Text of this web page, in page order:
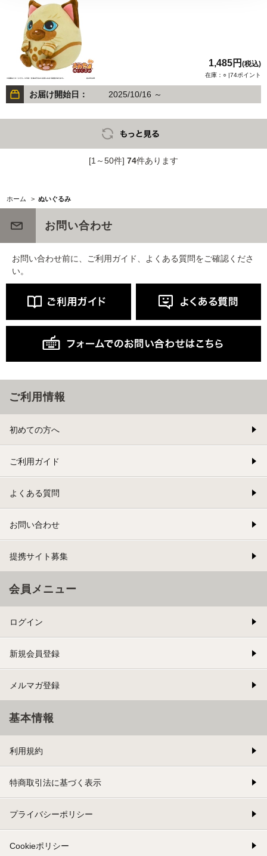
1,485円 (税込)
在庫：○ |74ポイント
お届け開始日： 2025/10/16 ～
[1～50件] 74件あります
ホーム > ぬいぐるみ
お問い合わせ
お問い合わせ前に、ご利用ガイド、よくある質問をご確認くださ
い。
ご利用情報
初めての方へ
ご利用ガイド
よくある質問
お問い合わせ
提携サイト募集
会員メニュー
ログイン
新規会員登録
メルマガ登録
基本情報
利用規約
特商取引法に基づく表示
プライバシーポリシー
Cookieポリシー